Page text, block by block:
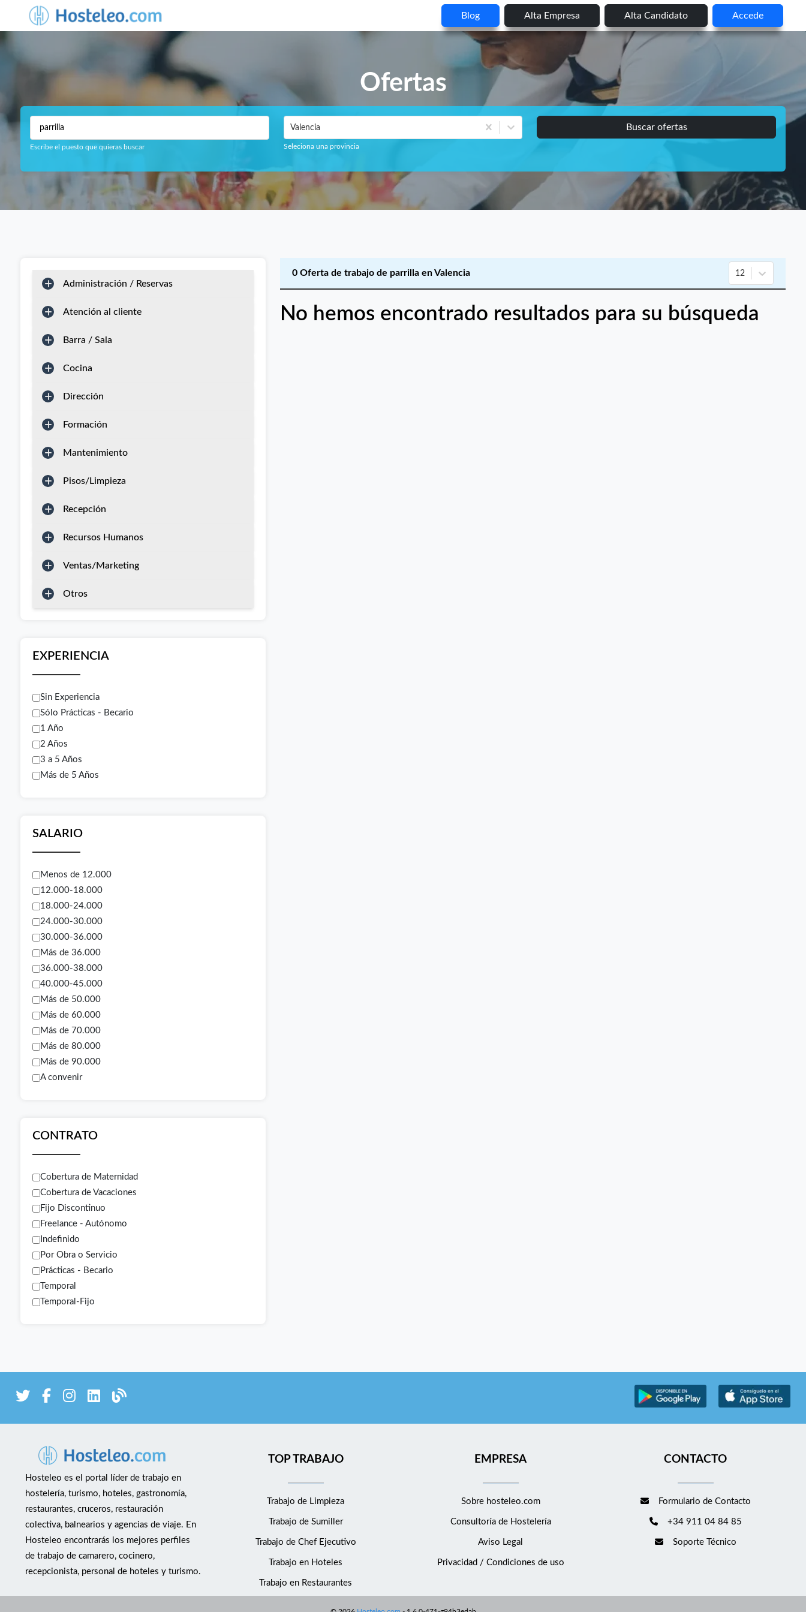
Blog Alta Empresa Alta Candidato Accede
Ofertas
Escribe el puesto que quieras buscar
Valencia
Seleciona una provincia
Buscar ofertas
Administración / Reservas
Atención al cliente
Barra / Sala
Cocina
Dirección
Formación
Mantenimiento
Pisos/Limpieza
Recepción
Recursos Humanos
Ventas/Marketing
Otros
EXPERIENCIA
Sin Experiencia
Sólo Prácticas - Becario
1 Año
2 Años
3 a 5 Años
Más de 5 Años
SALARIO
Menos de 12.000
12.000-18.000
18.000-24.000
24.000-30.000
30.000-36.000
Más de 36.000
36.000-38.000
40.000-45.000
Más de 50.000
Más de 60.000
Más de 70.000
Más de 80.000
Más de 90.000
A convenir
CONTRATO
Cobertura de Maternidad
Cobertura de Vacaciones
Fijo Discontinuo
Freelance - Autónomo
Indefinido
Por Obra o Servicio
Prácticas - Becario
Temporal
Temporal-Fijo
0 Oferta de trabajo de parrilla en Valencia 12
No hemos encontrado resultados para su búsqueda
Hosteleo es el portal líder de trabajo en
hostelería, turismo, hoteles, gastronomía,
restaurantes, cruceros, restauración
colectiva, balnearios y agencias de viaje. En
Hosteleo encontrarás los mejores perfiles
de trabajo de camarero, cocinero,
recepcionista, personal de hoteles y turismo.
TOP TRABAJO
Trabajo de Limpieza
Trabajo de Sumiller
Trabajo de Chef Ejecutivo
Trabajo en Hoteles
Trabajo en Restaurantes
EMPRESA
Sobre hosteleo.com
Consultoría de Hostelería
Aviso Legal
Privacidad / Condiciones de uso
CONTACTO
Formulario de Contacto
+34 911 04 84 85
Soporte Técnico